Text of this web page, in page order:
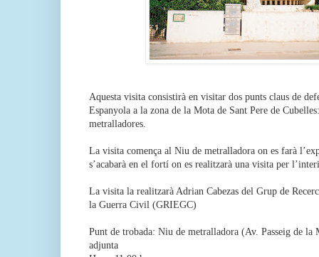
Aquesta visita consistirà en visitar dos punts claus de
Espanyola a la zona de la Mota de Sant Pere de
metralladores.
La visita comença al Niu de metralladora on es farà
s’acabarà en el fortí on es realitzarà una visita per
La visita la realitzarà Adrian Cabezas del Grup de
la Guerra Civil (GRIEGC)
Punt de trobada: Niu de metralladora (Av. Passeig de
adjunta